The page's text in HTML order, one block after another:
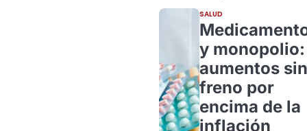
SALUD
y monopolio:
aumentos sin
freno por
encima de la
inflación